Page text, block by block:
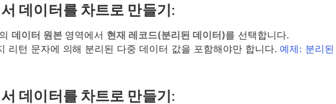
데이터를 차트로 만들기:
데이터 원본영역에서 현재 레코드(분리된 데이터)를 선택합니다.
리턴 문자에 의해 분리된 다중 데이터 값을 포함해야만 합니다. 예제: 분리
데이터를 차트로 만들기: